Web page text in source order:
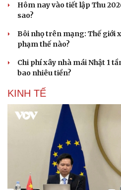
Sức khỏe
Dinh dưỡng - món ngon
Sản phụ khoa
Nam khoa
Làm đẹp - giảm cân
Hôm nay vào tiết lập Thu
sao?
Bôi nhọ trên mạng: Thế giới
phạm thế nào?
Chi phí xây nhà mái Nhật 1
bao nhiêu tiền?
KINH TẾ